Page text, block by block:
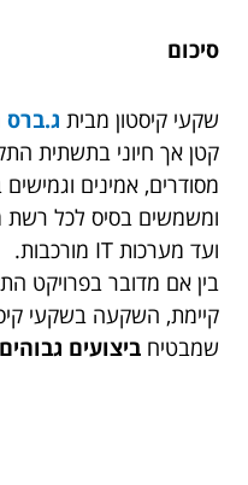
סיכום
שקעי קיסטון מבית
קטן אך חיוני בתשתית
מסודרים, אמינים
ומשמשים בסיס לכל רשת
ועד מערכות IT מורכבות.
בין אם מדובר בפרויקט
קיימת, השקעה בשקעי
שמבטיח ביצועים